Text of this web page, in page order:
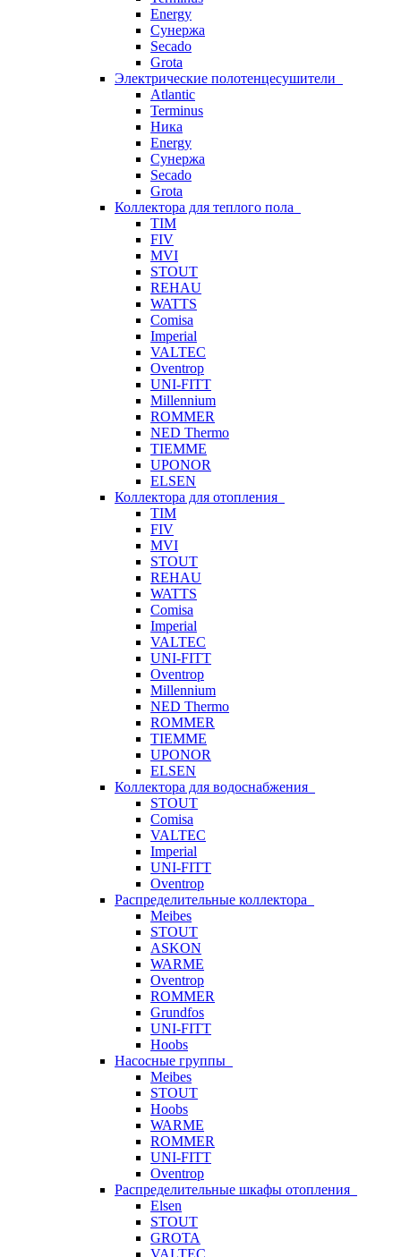
Energy
Сунержа
Secado
Grota
Электрические полотенцесушители
Atlantic
Terminus
Ника
Energy
Сунержа
Secado
Grota
Коллектора для теплого пола
TIM
FIV
MVI
STOUT
REHAU
WATTS
Comisa
Imperial
VALTEC
Oventrop
UNI-FITT
Millennium
ROMMER
NED Thermo
TIEMME
UPONOR
ELSEN
Коллектора для отопления
TIM
FIV
MVI
STOUT
REHAU
WATTS
Comisa
Imperial
VALTEC
UNI-FITT
Oventrop
Millennium
NED Thermo
ROMMER
TIEMME
UPONOR
ELSEN
Коллектора для водоснабжения
STOUT
Comisa
VALTEC
Imperial
UNI-FITT
Oventrop
Распределительные коллектора
Meibes
STOUT
ASKON
WARME
Oventrop
ROMMER
Grundfos
UNI-FITT
Hoobs
Насосные группы
Meibes
STOUT
Hoobs
WARME
ROMMER
UNI-FITT
Oventrop
Распределительные шкафы отопления
Elsen
STOUT
GROTA
VALTEC